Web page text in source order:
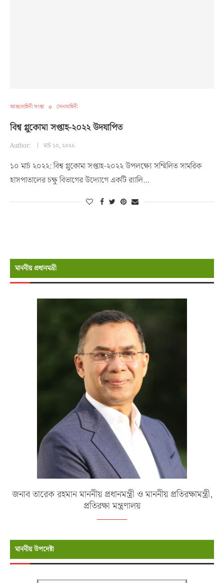
আন্তঃবাহিনী সংস্থা সেনাবাহিনী
বিশ্ব গ্লুকোমা সপ্তাহ-২০২২ উদযাপিত
Author: মার্চ ১০, ২০২২
১০ মার্চ ২০২২: বিশ্ব গ্লুকোমা সপ্তাহ-২০২২ উপলক্ষ্যে সম্মিলিত সামরিক
হাসপাতালের চক্ষু বিভাগের উদ্যোগে একটি র‌্যালি…
মাননীয় প্রধানমন্রী
জনাব তারেক রহমান মাননীয় প্রধানমন্ত্রী ও মাননীয় প্রতিরক্ষামন্ত্রী,
প্রতিরক্ষা মন্ত্রণালয়
মাননীয় উপদেষ্টা